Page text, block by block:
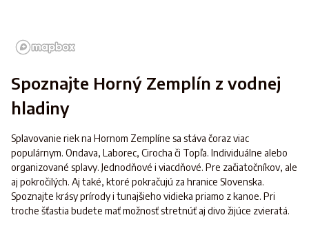
Spoznajte Horný Zemplín z vodnej
hladiny
Splavovanie riek na Hornom Zemplíne sa stáva čoraz viac
populárnym. Ondava, Laborec, Cirocha či Topľa. Individuálne alebo
organizované splavy. Jednodňové i viacdňové. Pre začiatočníkov, ale
aj pokročilých. Aj také, ktoré pokračujú za hranice Slovenska.
Spoznajte krásy prírody i tunajšieho vidieka priamo z kanoe. Pri
troche šťastia budete mať možnosť stretnúť aj divo žijúce zvieratá.